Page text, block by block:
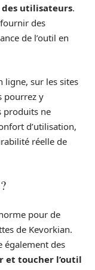
des utilisateurs.
des
de l’outil en
ligne, sur les sites
pourrez y
produits ne
d’utilisation,
réelle de
pour de
de Kevorkian.
également des
et toucher l’outil